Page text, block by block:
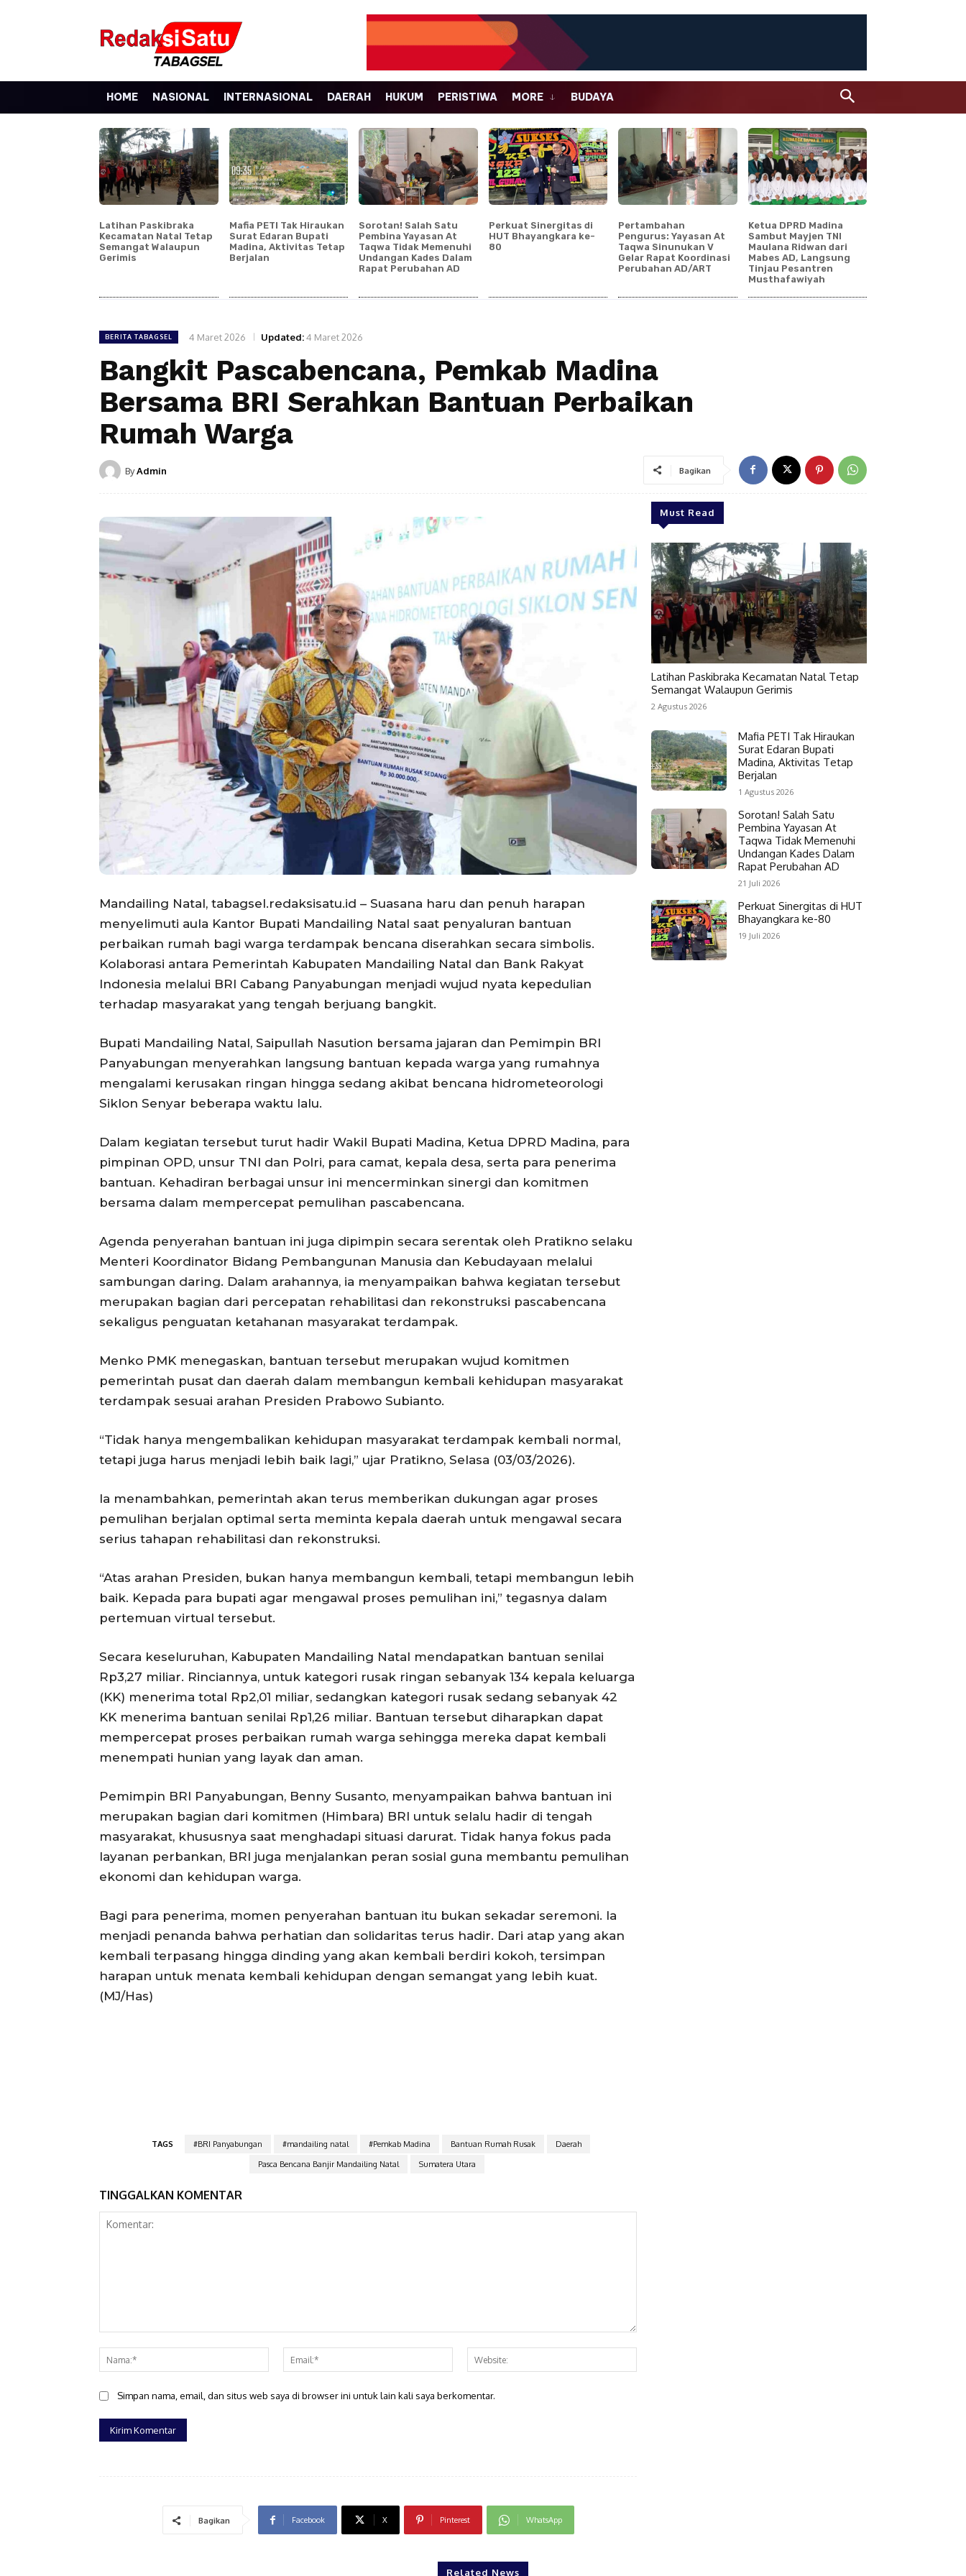
HOME NASIONAL INTERNASIONAL DAERAH HUKUM PERISTIWA MORE BUDAYA
Latihan Paskibraka
Kecamatan Natal Tetap
Semangat Walaupun
Gerimis
Mafia PETI Tak Hiraukan
Surat Edaran Bupati
Madina, Aktivitas Tetap
Berjalan
Sorotan! Salah Satu
Pembina Yayasan At
Taqwa Tidak Memenuhi
Undangan Kades Dalam
Rapat Perubahan AD
Perkuat Sinergitas di
HUT Bhayangkara ke-
80
Pertambahan
Pengurus: Yayasan At
Taqwa Sinunukan V
Gelar Rapat Koordinasi
Perubahan AD/ART
Ketua DPRD Madina
Sambut Mayjen TNI
Maulana Ridwan dari
Mabes AD, Langsung
Tinjau Pesantren
Musthafawiyah
BERITA TABAGSEL 4 Maret 2026 Updated:4 Maret 2026
Bangkit Pascabencana, Pemkab Madina
Bersama BRI Serahkan Bantuan Perbaikan
Rumah Warga
ByAdmin Bagikan
Mandailing Natal, tabagsel.redaksisatu.id – Suasana haru dan penuh harapan
menyelimuti aula Kantor Bupati Mandailing Natal saat penyaluran bantuan
perbaikan rumah bagi warga terdampak bencana diserahkan secara simbolis.
Kolaborasi antara Pemerintah Kabupaten Mandailing Natal dan Bank Rakyat
Indonesia melalui BRI Cabang Panyabungan menjadi wujud nyata kepedulian
terhadap masyarakat yang tengah berjuang bangkit.
Bupati Mandailing Natal, Saipullah Nasution bersama jajaran dan Pemimpin BRI
Panyabungan menyerahkan langsung bantuan kepada warga yang rumahnya
mengalami kerusakan ringan hingga sedang akibat bencana hidrometeorologi
Siklon Senyar beberapa waktu lalu.
Dalam kegiatan tersebut turut hadir Wakil Bupati Madina, Ketua DPRD Madina, para
pimpinan OPD, unsur TNI dan Polri, para camat, kepala desa, serta para penerima
bantuan. Kehadiran berbagai unsur ini mencerminkan sinergi dan komitmen
bersama dalam mempercepat pemulihan pascabencana.
Agenda penyerahan bantuan ini juga dipimpin secara serentak oleh Pratikno selaku
Menteri Koordinator Bidang Pembangunan Manusia dan Kebudayaan melalui
sambungan daring. Dalam arahannya, ia menyampaikan bahwa kegiatan tersebut
merupakan bagian dari percepatan rehabilitasi dan rekonstruksi pascabencana
sekaligus penguatan ketahanan masyarakat terdampak.
Menko PMK menegaskan, bantuan tersebut merupakan wujud komitmen
pemerintah pusat dan daerah dalam membangun kembali kehidupan masyarakat
terdampak sesuai arahan Presiden Prabowo Subianto.
“Tidak hanya mengembalikan kehidupan masyarakat terdampak kembali normal,
tetapi juga harus menjadi lebih baik lagi,” ujar Pratikno, Selasa (03/03/2026).
Ia menambahkan, pemerintah akan terus memberikan dukungan agar proses
pemulihan berjalan optimal serta meminta kepala daerah untuk mengawal secara
serius tahapan rehabilitasi dan rekonstruksi.
“Atas arahan Presiden, bukan hanya membangun kembali, tetapi membangun lebih
baik. Kepada para bupati agar mengawal proses pemulihan ini,” tegasnya dalam
pertemuan virtual tersebut.
Secara keseluruhan, Kabupaten Mandailing Natal mendapatkan bantuan senilai
Rp3,27 miliar. Rinciannya, untuk kategori rusak ringan sebanyak 134 kepala keluarga
(KK) menerima total Rp2,01 miliar, sedangkan kategori rusak sedang sebanyak 42
KK menerima bantuan senilai Rp1,26 miliar. Bantuan tersebut diharapkan dapat
mempercepat proses perbaikan rumah warga sehingga mereka dapat kembali
menempati hunian yang layak dan aman.
Pemimpin BRI Panyabungan, Benny Susanto, menyampaikan bahwa bantuan ini
merupakan bagian dari komitmen (Himbara) BRI untuk selalu hadir di tengah
masyarakat, khususnya saat menghadapi situasi darurat. Tidak hanya fokus pada
layanan perbankan, BRI juga menjalankan peran sosial guna membantu pemulihan
ekonomi dan kehidupan warga.
Bagi para penerima, momen penyerahan bantuan itu bukan sekadar seremoni. Ia
menjadi penanda bahwa perhatian dan solidaritas terus hadir. Dari atap yang akan
kembali terpasang hingga dinding yang akan kembali berdiri kokoh, tersimpan
harapan untuk menata kembali kehidupan dengan semangat yang lebih kuat.
(MJ/Has)
TAGS #BRI Panyabungan #mandailing natal #Pemkab Madina Bantuan Rumah Rusak
Daerah
Pasca Bencana Banjir Mandailing Natal
Sumatera Utara
TINGGALKAN KOMENTAR
Nama:*
Email:*
Simpan nama, email, dan situs web saya di browser ini untuk lain kali saya berkomentar.
Bagikan Facebook X Pinterest WhatsApp
Must Read
Latihan Paskibraka Kecamatan Natal Tetap
Semangat Walaupun Gerimis
2 Agustus 2026
Mafia PETI Tak Hiraukan
Surat Edaran Bupati
Madina, Aktivitas Tetap
Berjalan
1 Agustus 2026
Sorotan! Salah Satu
Pembina Yayasan At
Taqwa Tidak Memenuhi
Undangan Kades Dalam
Rapat Perubahan AD
21 Juli 2026
Perkuat Sinergitas di HUT
Bhayangkara ke-80
19 Juli 2026
Related News